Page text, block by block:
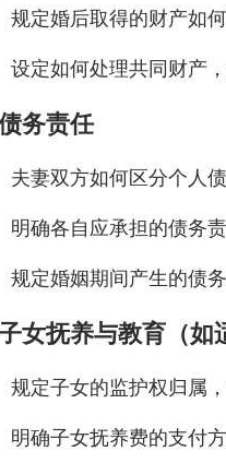
规定婚后取得的财产如
设定如何处理共同财产
务责任
夫妻双方如何区分个人
明确各自应承担的债务
规定婚姻期间产生的债
女抚养与教育（如
规定子女的监护权归属
明确子女抚养费的支付